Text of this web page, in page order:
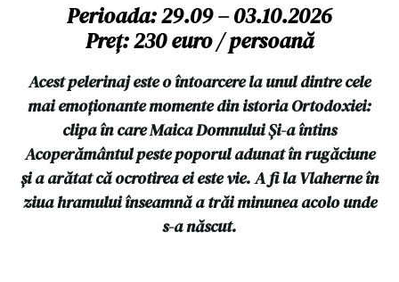
Perioada: 29.09 – 03.10.2026
Preț: 230 euro / persoană
Acest pelerinaj este o întoarcere la unul dintre cele
mai emoționante momente din istoria Ortodoxiei:
clipa în care Maica Domnului Și-a întins
Acoperământul peste poporul adunat în rugăciune
și a arătat că ocrotirea ei este vie. A fi la Vlaherne în
ziua hramului înseamnă a trăi minunea acolo unde
s-a născut.